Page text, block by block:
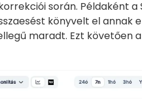
során. Példaként
könyvelt el annak
maradt. Ezt követően